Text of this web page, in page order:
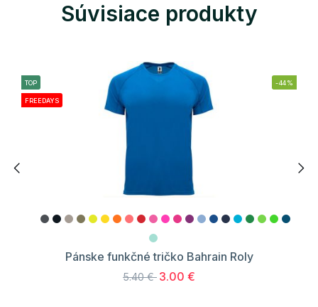
Súvisiace produkty
TOP
FREEDAYS
-44%
Pánske funkčné tričko Bahrain Roly
5.40 € 3.00 €